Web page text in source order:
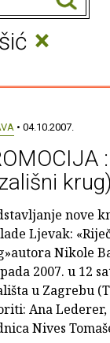
×
• 04.10.2007.
krug)
nove
Ljevak:
Nikole
2007. u 12
u Zagrebu
Ana
Nives